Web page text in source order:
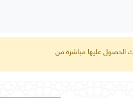
الحصول عليها مباشرة من